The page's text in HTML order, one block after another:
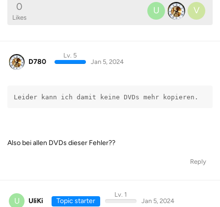
0
Likes
U V
D780
Lv. 5
Jan 5, 2024
Leider kann ich damit keine DVDs mehr kopieren.
Also bei allen DVDs dieser Fehler??
Reply
U UliKi Topic starter
Lv. 1
Jan 5, 2024